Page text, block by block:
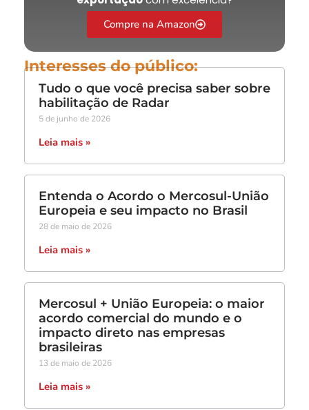
Compre na Amazon
Interesses do público:
Tudo o que você precisa saber sobre
habilitação de Radar
5 de junho de 2026
Leia mais »
Entenda o Acordo o Mercosul-União
Europeia e seu impacto no Brasil
28 de maio de 2026
Leia mais »
Mercosul + União Europeia: o maior
acordo comercial do mundo e o
impacto direto nas empresas
brasileiras
13 de maio de 2026
Leia mais »